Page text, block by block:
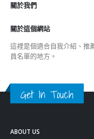
關於我們
關於這個網站
這裡是個適合自我介紹、推
員名單的地方。
Get In Touch
ABOUT US